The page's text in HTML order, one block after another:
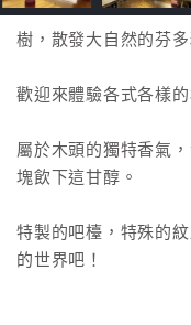
訂
HOT
特
色
宿
樹，散發大自然的芬
歡迎來體驗各式各樣
屬於木頭的獨特香氣
塊飲下這甘醇。
特製的吧檯，特殊的
的世界吧！